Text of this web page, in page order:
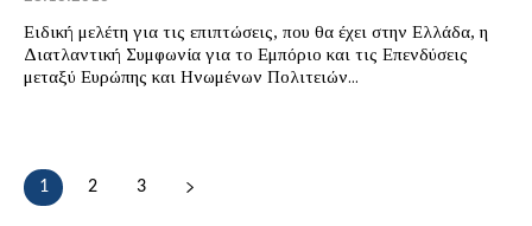
Ειδική μελέτη για τις επιπτώσεις, που θα έχει στην Ελλάδα, η
Διατλαντική Συμφωνία για το Εμπόριο και τις Επενδύσεις
μεταξύ Ευρώπης και Ηνωμένων Πολιτειών...
1 2 3